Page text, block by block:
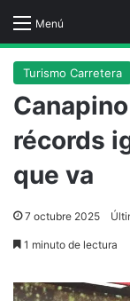
Menú
Turismo Carretera
récords
que va
7 octubre 2025
1 minuto de lectura